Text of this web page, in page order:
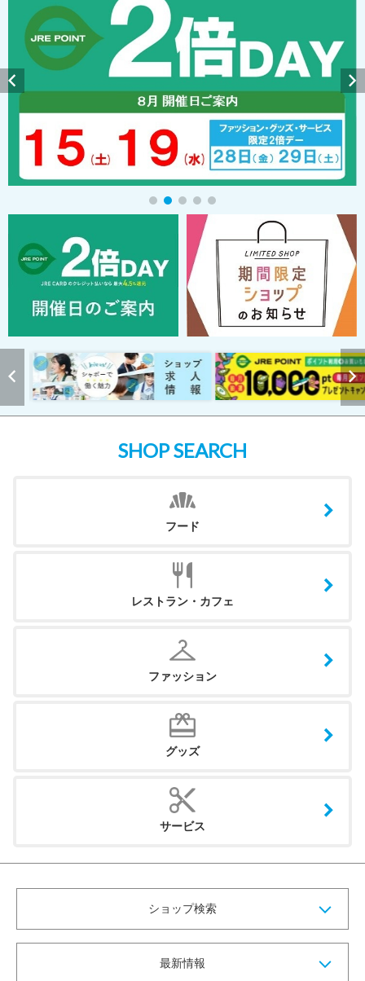
SHOP SEARCH
フード
レストラン・カフェ
ファッション
グッズ
サービス
ショップ検索
最新情報